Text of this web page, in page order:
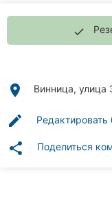
done
place Винница, улица
edit
share Поделиться